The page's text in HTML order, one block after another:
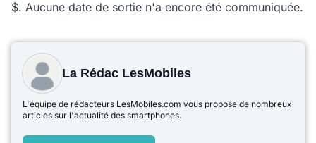
$. Aucune date de sortie n'a encore été communiquée.
La Rédac LesMobiles
L'équipe de rédacteurs LesMobiles.com vous propose de nombreux
articles sur l'actualité des smartphones.